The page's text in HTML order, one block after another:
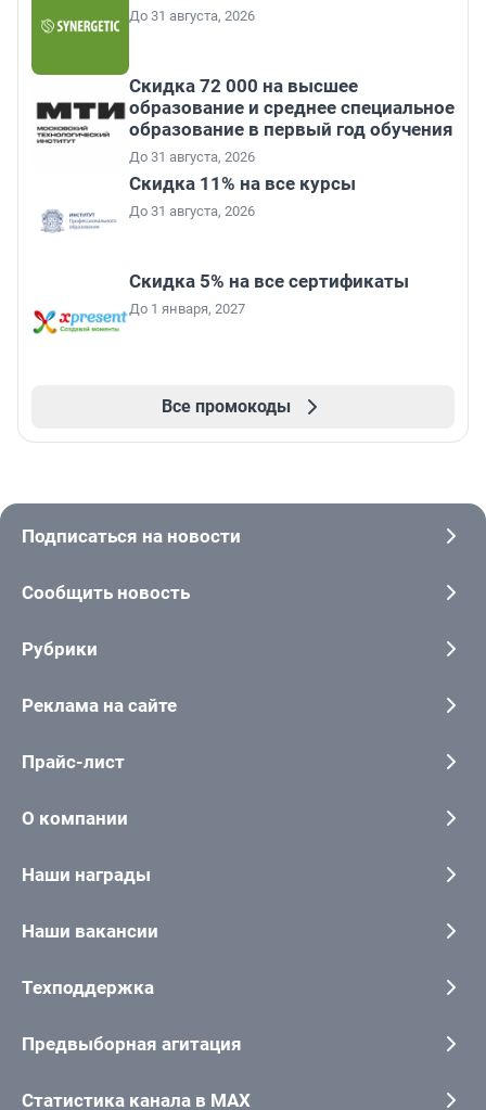
До 31 августа, 2026
Скидка 72 000 на высшее
образование и среднее специальное
образование в первый год обучения
До 31 августа, 2026
Скидка 11% на все курсы
До 31 августа, 2026
Скидка 5% на все сертификаты
До 1 января, 2027
Все промокоды
Подписаться на новости
Сообщить новость
Рубрики
Реклама на сайте
Прайс-лист
О компании
Наши награды
Наши вакансии
Техподдержка
Предвыборная агитация
Статистика канала в MAX